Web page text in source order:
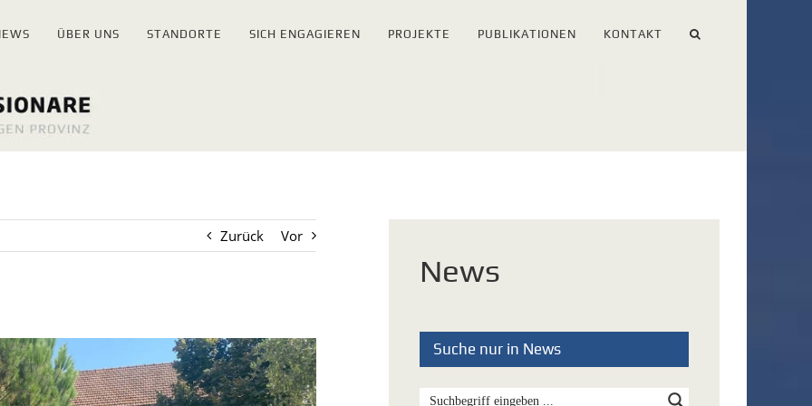
ÜBER UNS STANDORTE SICH ENGAGIEREN PROJEKTE PUBLIKATIONEN KONTAKT
Zurück Vor
News
Suche nur in News